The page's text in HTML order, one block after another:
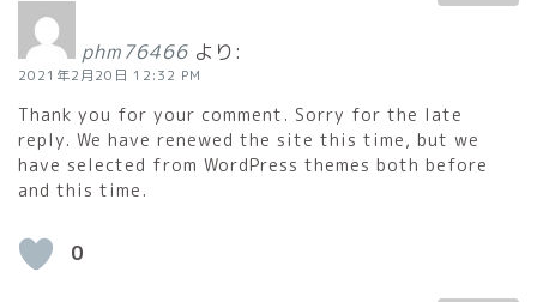
phm76466 より:
2021年2月20日 12:32 PM
Thank you for your comment. Sorry for the late
reply. We have renewed the site this time, but we
have selected from WordPress themes both before
and this time.
0